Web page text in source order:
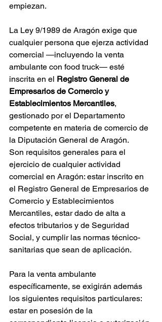
empiezan.
La Ley 9/1989 de Aragón exige que
cualquier persona que ejerza actividad
comercial —incluyendo la venta
ambulante con food truck— esté
inscrita en el Registro General de
Empresarios de Comercio y
Establecimientos Mercantiles,
gestionado por el Departamento
competente en materia de comercio de
la Diputación General de Aragón.
Son requisitos generales para el
ejercicio de cualquier actividad
comercial en Aragón: estar inscrito en
el Registro General de Empresarios de
Comercio y Establecimientos
Mercantiles, estar dado de alta a
efectos tributarios y de Seguridad
Social, y cumplir las normas técnico-
sanitarias que sean de aplicación.
Para la venta ambulante
específicamente, se exigirán además
los siguientes requisitos particulares:
estar en posesión de la